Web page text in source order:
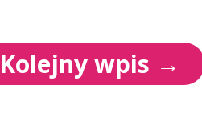
Kolejny wpis →